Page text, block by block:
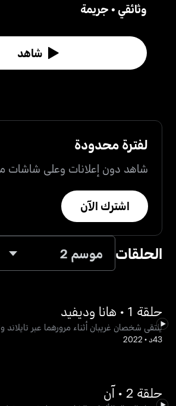
وثائقي •جريمة
شاهد
لفترة محدودة
شاهد دون إعلانات وعلى شاشات
اشترك الآن
الحلقات موسم 2
حلقة 1 • هانا وديفيد
يلتقي شخصان غريبان أثناء مرورهما عبر
43د •
2022
حلقة 2 • آن